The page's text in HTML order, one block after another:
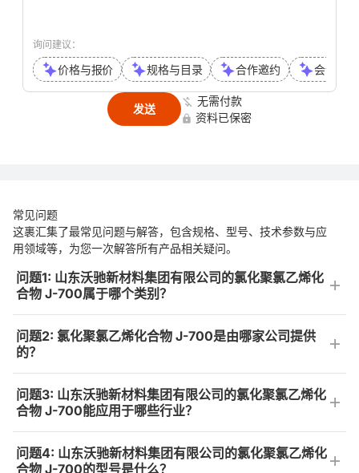
询问建议：
价格与报价 规格与目录 合作邀约 会议或
发送
无需付款
资料已保密
常见问题
这裹汇集了最常见问题与解答，包含规格、型号、技术参数与应
用领域等，为您一次解答所有产品相关疑问。
问题1: 山东沃驰新材料集团有限公司的氯化聚氯乙烯化
合物 J-700属于哪个类别？
问题2: 氯化聚氯乙烯化合物 J-700是由哪家公司提供
的？
问题3: 山东沃驰新材料集团有限公司的氯化聚氯乙烯化
合物 J-700能应用于哪些行业？
问题4: 山东沃驰新材料集团有限公司的氯化聚氯乙烯化
合物 J-700的型号是什么？